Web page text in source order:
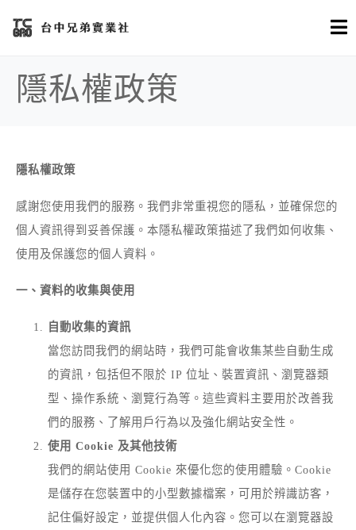
隱私權政策
隱私權政策
感謝您使用我們的服務。我們非常重視您的隱私，並確保您的
個人資訊得到妥善保護。本隱私權政策描述了我們如何收集、
使用及保護您的個人資料。
一、資料的收集與使用
自動收集的資訊
當您訪問我們的網站時，我們可能會收集某些自動生成
的資訊，包括但不限於 IP 位址、裝置資訊、瀏覽器類
型、操作系統、瀏覽行為等。這些資料主要用於改善我
們的服務、了解用戶行為以及強化網站安全性。
使用 Cookie 及其他技術
我們的網站使用 Cookie 來優化您的使用體驗。Cookie
是儲存在您裝置中的小型數據檔案，可用於辨識訪客，
記住偏好設定，並提供個人化內容。您可以在瀏覽器設